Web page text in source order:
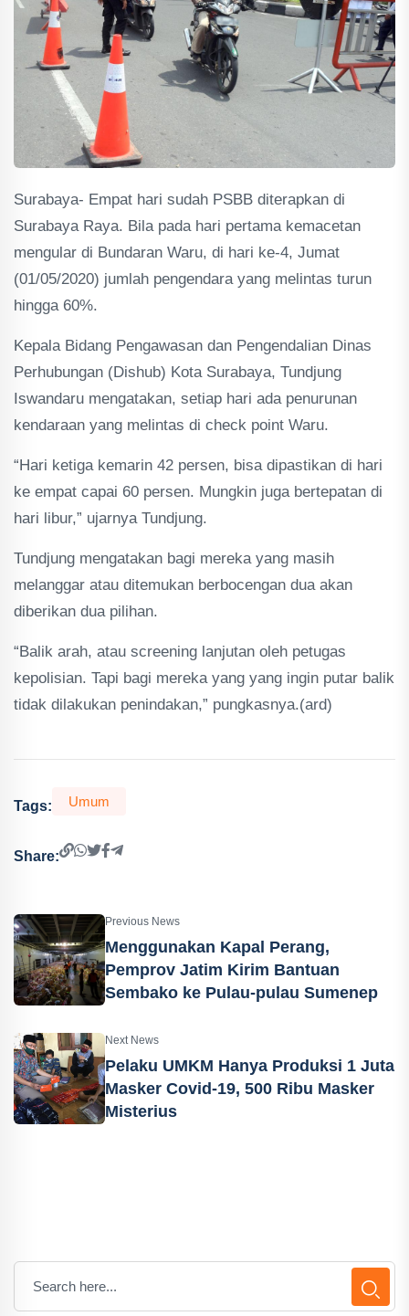
Surabaya- Empat hari sudah PSBB diterapkan di
Surabaya Raya. Bila pada hari pertama kemacetan
mengular di Bundaran Waru, di hari ke-4, Jumat
(01/05/2020) jumlah pengendara yang melintas turun
hingga 60%.
Kepala Bidang Pengawasan dan Pengendalian Dinas
Perhubungan (Dishub) Kota Surabaya, Tundjung
Iswandaru mengatakan, setiap hari ada penurunan
kendaraan yang melintas di check point Waru.
“Hari ketiga kemarin 42 persen, bisa dipastikan di hari
ke empat capai 60 persen. Mungkin juga bertepatan di
hari libur,” ujarnya Tundjung.
Tundjung mengatakan bagi mereka yang masih
melanggar atau ditemukan berbocengan dua akan
diberikan dua pilihan.
“Balik arah, atau screening lanjutan oleh petugas
kepolisian. Tapi bagi mereka yang yang ingin putar balik
tidak dilakukan penindakan,” pungkasnya.(ard)
Tags: Umum
Share:
Previous News
Menggunakan Kapal Perang,
Pemprov Jatim Kirim Bantuan
Sembako ke Pulau-pulau Sumenep
Next News
Pelaku UMKM Hanya Produksi 1 Juta
Masker Covid-19, 500 Ribu Masker
Misterius